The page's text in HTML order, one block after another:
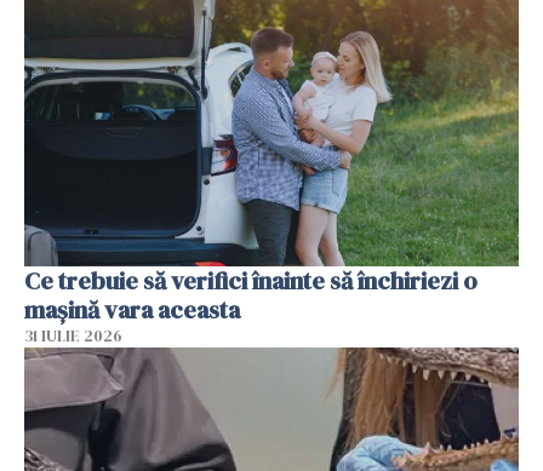
Ce trebuie să verifici înainte să închiriezi o
mașină vara aceasta
31 IULIE 2026